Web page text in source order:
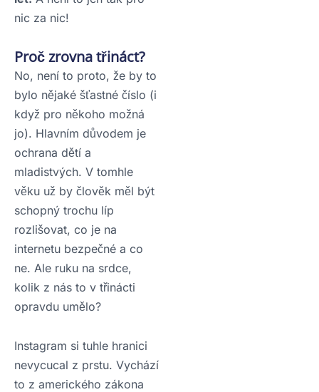
nic za nic!
Proč zrovna třináct?
No, není to proto, že by to
bylo nějaké šťastné číslo (i
když pro někoho možná
jo). Hlavním důvodem je
ochrana dětí a
mladistvých. V tomhle
věku už by člověk měl být
schopný trochu líp
rozlišovat, co je na
internetu bezpečné a co
ne. Ale ruku na srdce,
kolik z nás to v třinácti
opravdu umělo?
Instagram si tuhle hranici
nevycucal z prstu. Vychází
to z amerického zákona